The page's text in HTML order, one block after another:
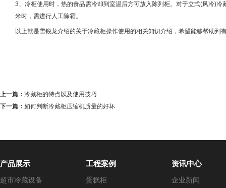
3、冷柜使用时，热的食品需冷却到室温后方可放入陈列柜。对于立式(风冷)
米时，需进行人工除霜。
以上就是雪锐龙介绍的关于冷藏柜操作使用的相关知识介绍，希望能够帮助到
上一篇： 冷藏柜的特点以及使用技巧
下一篇： 如何判断冷藏柜压缩机质量的好坏
产品展示
超市冷藏设备
工程案例
蛋糕柜
资讯中心
企业新闻